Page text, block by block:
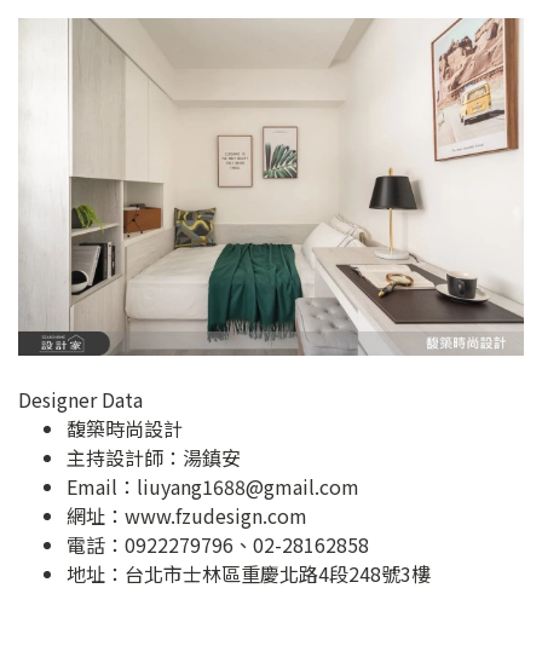
Designer Data
馥築時尚設計
主持設計師：湯鎮安
Email： liuyang1688@gmail.com
網址： www.fzudesign.com
電話：0922279796、02-28162858
地址： 台北市士林區重慶北路4段248號3樓